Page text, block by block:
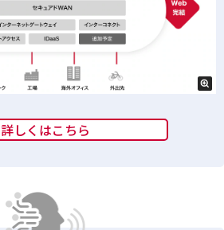
詳しくはこちら